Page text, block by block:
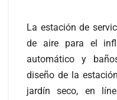
La estación de
de aire para el
automático y
diseño de la
jardín seco, en